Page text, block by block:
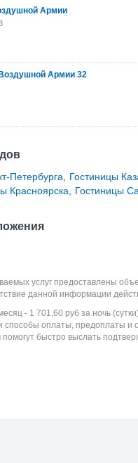
Армии
Армии 32
Петербурга
Гостиницы
Красноярска Гостиницы
услуг предоставлены
данной информации
- 1 701,60 руб за ночь
способы оплаты, предоплаты и
помогут быстро выслать